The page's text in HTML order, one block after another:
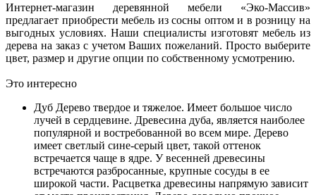
Интернет-магазин деревянной мебели «Эко-Массив»
предлагает приобрести мебель из сосны оптом и в розницу на
выгодных условиях. Наши специалисты изготовят мебель из
дерева на заказ с учетом Ваших пожеланий. Просто выберите
цвет, размер и другие опции по собственному усмотрению.
Это интересно
Дуб Дерево твердое и тяжелое. Имеет большое число
лучей в сердцевине. Древесина дуба, является наиболее
популярной и востребованной во всем мире. Дерево
имеет светлый сине-серый цвет, такой оттенок
встречается чаще в ядре. У весенней древесины
встречаются разбросанные, крупные сосуды в ее
широкой части. Расцветка древесины напрямую зависит